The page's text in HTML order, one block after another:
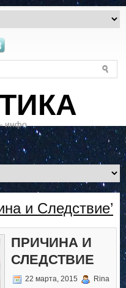
инфо
и Следствие’
ПРИЧИНА И
СЛЕДСТВИЕ
22 марта, 2015 Rina